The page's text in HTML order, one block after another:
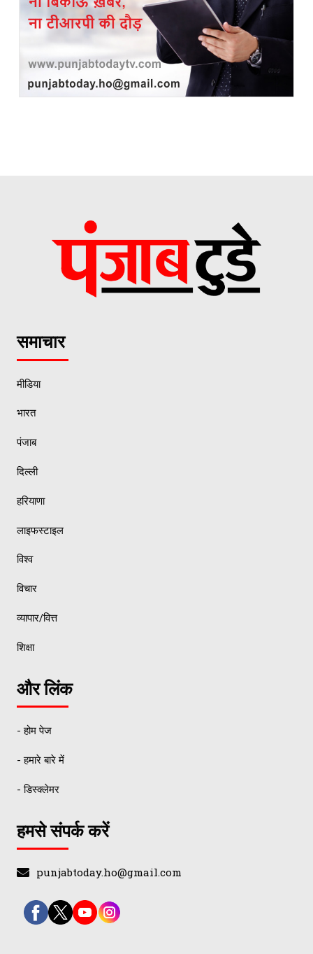
समाचार
मीडिया
भारत
पंजाब
दिल्ली
हरियाणा
लाइफस्टाइल
विश्व
विचार
व्यापार/वित्त
शिक्षा
और लिंक
- होम पेज
- हमारे बारे में
- डिस्क्लेमर
हमसे संपर्क करें
punjabtoday.ho@gmail.com